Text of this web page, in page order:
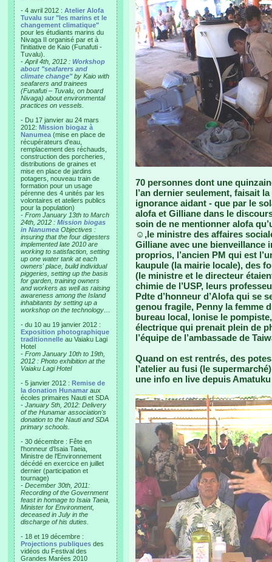
- 4 avril 2012 : Atelier Alofa
Tuvalu sur "les marins et le
changement climatique"
pour les étudiants marins du
Nivaga II organisé par et à
l'initiative de Kaio (Funafuti -
Tuvalu).
- April 4th, 2012 : Workshop
about "seafarers and
climate change"by Kaio with
seafarers and trainees
(Funafuti – Tuvalu, on board
Nivaga) about environmental
practices on vessels.
- Du 17 janvier au 24 mars
2012: Mission biogaz à
Nanumea (mise en place de
récupérateurs d'eau,
remplacement des réchauds,
construction des porcheries,
distributions de graines et
mise en place de jardins
potagers, nouveau train de
formation pour un usage
pérenne des 4 unités par les
volontaires et ateliers publics
pour la population)
- From January 13th to March
24th, 2012 : Mission biogas
in Nanumea Objectives :
insuring that the four digesters
implemented late 2010 are
working to satisfaction, setting
up one water tank at each
owners' place, build individual
piggeries, setting up the basis
for garden, training owners
and workers as well as raising
awareness among the Island
inhabitants by setting up a
workshop on the technology…
- du 10 au 19 janvier 2012 :
Exposition photographique
traditionnelle au Vaiaku Lagi
Hotel
- From January 10th to 19th,
2012 : Photo exhibition at the
Vaiaku Lagi Hotel
- 5 janvier 2012 : Remise de
la donation Hunamar aux
écoles primaires Nauti et SDA
- January 5th, 2012: Delivery
of the Hunamar association's
donation to the Nauti and SDA
primary schools.
- 30 décembre : Fête en
l'honneur d'Isaia Taeia,
Ministre de l'Environnement
décédé en exercice en juillet
dernier (participation et
tournage)
- December 30th, 2011:
Recording of the Government
feast in homage to Isaia Taeia,
Minister for Environment,
deceased in July in the
discharge of his duties.
- 18 et 19 décembre :
Projections publiques des
vidéos du Festival des
Grandes Marées 2010
70 personnes dont une
l’an dernier seulement, faisait
ignorance aidant - que par le
alofa et Gilliane dans le
soin de ne mentionner alofa
☺,le ministre des affaires
Gilliane avec une bienveillance
proprios, l’ancien PM qui est
kaupule (la mairie locale), des
(le ministre et le directeur
chimie de l’USP, leurs
Pdte d’honneur d’Alofa qui se
genou fragile, Penny la femme
bureau local, lonise le
électrique qui prenait plein de
l’équipe de l’ambassade de
Quand on est rentrés, des
l’atelier au fusi (le
une info en live depuis